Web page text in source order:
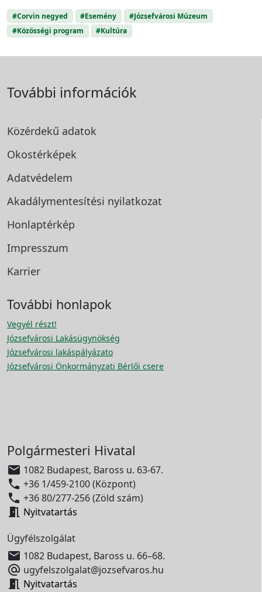
#Corvin negyed #Esemény
#Józsefvárosi Múzeum
#Közösségi program
#Kultúra
További információk
Közérdekű adatok
Okostérképek
Adatvédelem
Akadálymentesítési nyilatkozat
Honlaptérkép
Impresszum
Karrier
További honlapok
Vegyél részt!
Józsefvárosi Lakásügynökség
Józsefvárosi lakáspályázato
Józsefvárosi Önkormányzati Bérlői csere
Polgármesteri Hivatal
 1082 Budapest, Baross u. 63-67.
 +36 1/459-2100 (Központ)
 +36 80/277-256 (Zöld szám)
 Nyitvatartás
Ügyfélszolgálat
 1082 Budapest, Baross u. 66–68.
 ugyfelszolgalat@jozsefvaros.hu
 Nyitvatartás